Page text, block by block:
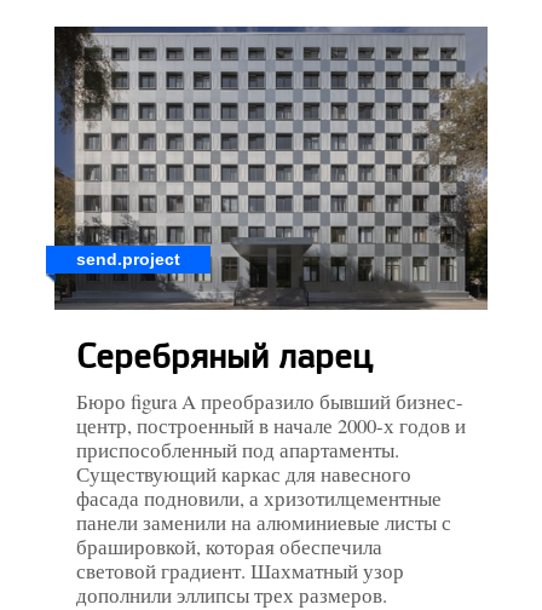
send.project
Серебряный ларец
Бюро figura A преобразило бывший бизнес-
центр, построенный в начале 2000-х годов и
приспособленный под апартаменты.
Существующий каркас для навесного
фасада подновили, а хризотилцементные
панели заменили на алюминиевые листы с
брашировкой, которая обеспечила
световой градиент. Шахматный узор
дополнили эллипсы трех размеров.